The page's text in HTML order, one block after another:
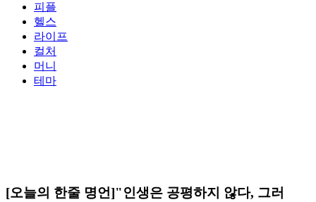
피플
헬스
라이프
컬처
머니
테마
[오늘의 한줄 명언]"인생은 공평하지 않다, 그러